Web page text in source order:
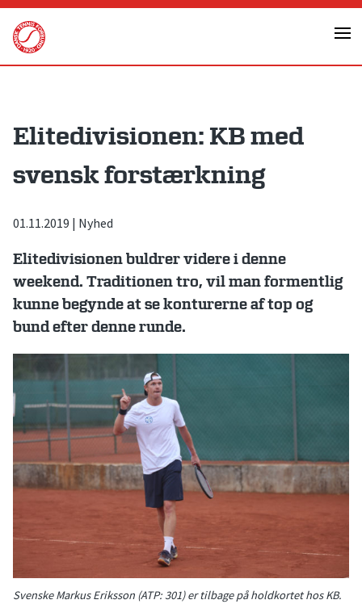
Skip
content
Elitedivisionen: KB med
svensk forstærkning
01.11.2019 | Nyhed
Elitedivisionen buldrer videre i denne
weekend. Traditionen tro, vil man formentlig
kunne begynde at se konturerne af top og
bund efter denne runde.
Svenske Markus Eriksson (ATP: 301) er tilbage på holdkortet hos KB.